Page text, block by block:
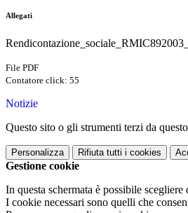
Allegati
File PDF
Contatore click: 55
Notizie
Questo sito o gli strumenti terzi da
Personalizza Rifiuta tutti i cookies
Gestione cookie
In questa schermata è possibile
I cookie necessari sono quelli che